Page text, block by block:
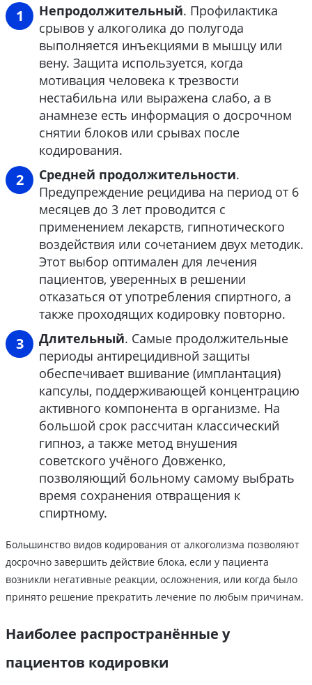
Непродолжительный. Профилактика
срывов у алкоголика до полугода
выполняется инъекциями в мышцу или
вену. Защита используется, когда
мотивация человека к трезвости
нестабильна или выражена слабо, а в
анамнезе есть информация о досрочном
снятии блоков или срывах после
кодирования.
Средней продолжительности.
Предупреждение рецидива на период от 6
месяцев до 3 лет проводится с
применением лекарств, гипнотического
воздействия или сочетанием двух методик.
Этот выбор оптимален для лечения
пациентов, уверенных в решении
отказаться от употребления спиртного, а
также проходящих кодировку повторно.
Длительный. Самые продолжительные
периоды антирецидивной защиты
обеспечивает вшивание (имплантация)
капсулы, поддерживающей концентрацию
активного компонента в организме. На
большой срок рассчитан классический
гипноз, а также метод внушения
советского учёного Довженко,
позволяющий больному самому выбрать
время сохранения отвращения к
спиртному.
Большинство видов кодирования от алкоголизма позволяют
досрочно завершить действие блока, если у пациента
возникли негативные реакции, осложнения, или когда было
принято решение прекратить лечение по любым причинам.
Наиболее распространённые у
пациентов кодировки